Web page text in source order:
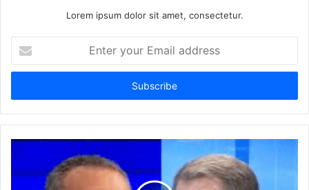
Lorem ipsum dolor sit amet, consectetur.
your
Email